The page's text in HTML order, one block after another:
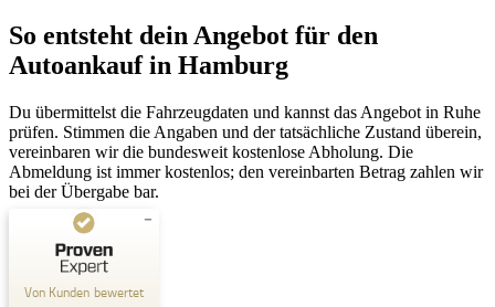
So entsteht dein Angebot für den
Autoankauf in Hamburg
Du übermittelst die Fahrzeugdaten und kannst das Angebot in Ruhe
prüfen. Stimmen die Angaben und der tatsächliche Zustand überein,
vereinbaren wir die bundesweit kostenlose Abholung. Die
Abmeldung ist immer kostenlos; den vereinbarten Betrag zahlen wir
bei der Übergabe bar.
Von Kunden bewertet
Kundenbewertungen und Erfahrungen zu
AutoSchnellAnkauf